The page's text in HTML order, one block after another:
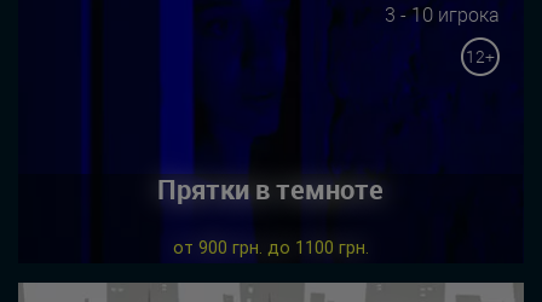
3 - 10 игрока
12+
Прятки в темноте
от 900 грн. до 1100 грн.